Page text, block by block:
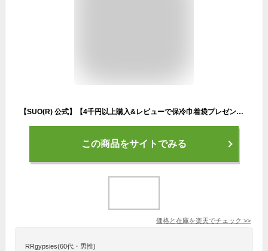
【SUO(R) 公式】【4千円以上購入&レビューで保冷巾着袋プレゼント！】SUO(R) 正規代理店 日本製造 日本国内特許取得済 熱中症対策 SUO 256 ICE MET S / M / L ヘッドクール アウトドア 冷感 自転車 野球ヘルメット ネッククーラー クールリング
この商品をサイトでみる
価格と在庫を楽天でチェック >>
RRgypsies(60代・男性)